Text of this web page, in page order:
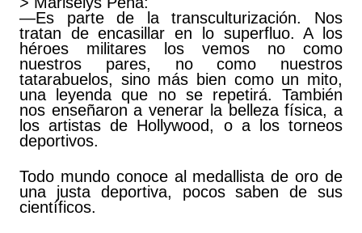
—Es parte de la transculturización. Nos
tratan de encasillar en lo superfluo. A los
héroes militares los vemos no como
nuestros pares, no como nuestros
tatarabuelos, sino más bien como un mito,
una leyenda que no se repetirá. También
nos enseñaron a venerar la belleza física, a
los artistas de Hollywood, o a los torneos
deportivos.
Todo mundo conoce al medallista de oro de
una justa deportiva, pocos saben de sus
científicos.